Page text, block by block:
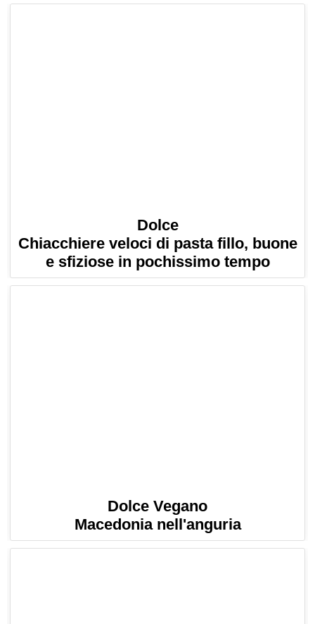
Dolce
Chiacchiere veloci di pasta fillo, buone
e sfiziose in pochissimo tempo
Dolce Vegano
Macedonia nell'anguria